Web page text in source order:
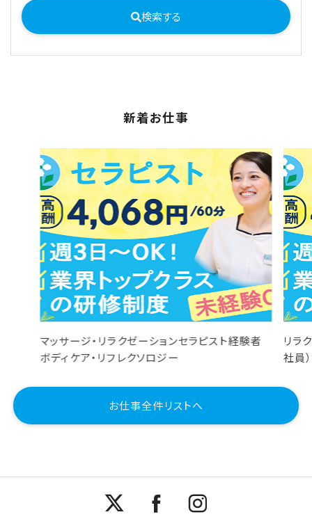
検索する
新着お仕事
マッサージ・リラクゼーションセラピスト経験者
ボディケア・リフレクソロジー
リラ
社員）
お仕事全件リストへ